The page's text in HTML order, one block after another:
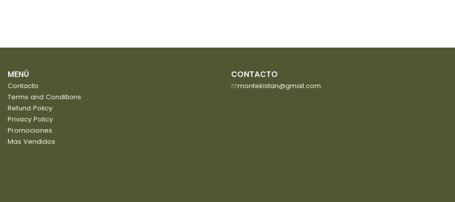
MENÚ
Contacto
Terms and Conditions
Refund Policy
Privacy Policy
Promociones
Mas Vendidos
CONTACTO
montekistan@gmail.com